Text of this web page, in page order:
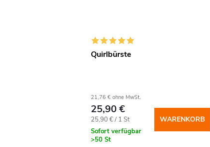
Quirlbürste
21,76 € ohne MwSt.
25,90 €
Verkaufspreis:
25,90 € / 1 St
Sofort verfügbar
>50 St
WARENKORB